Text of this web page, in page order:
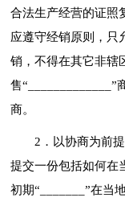
合法生产经营的证照
应遵守经销原则，只
销，不得在其它非辖
售
商。
2．以协商为前
提交一份包括如何在
初期“_______”在当